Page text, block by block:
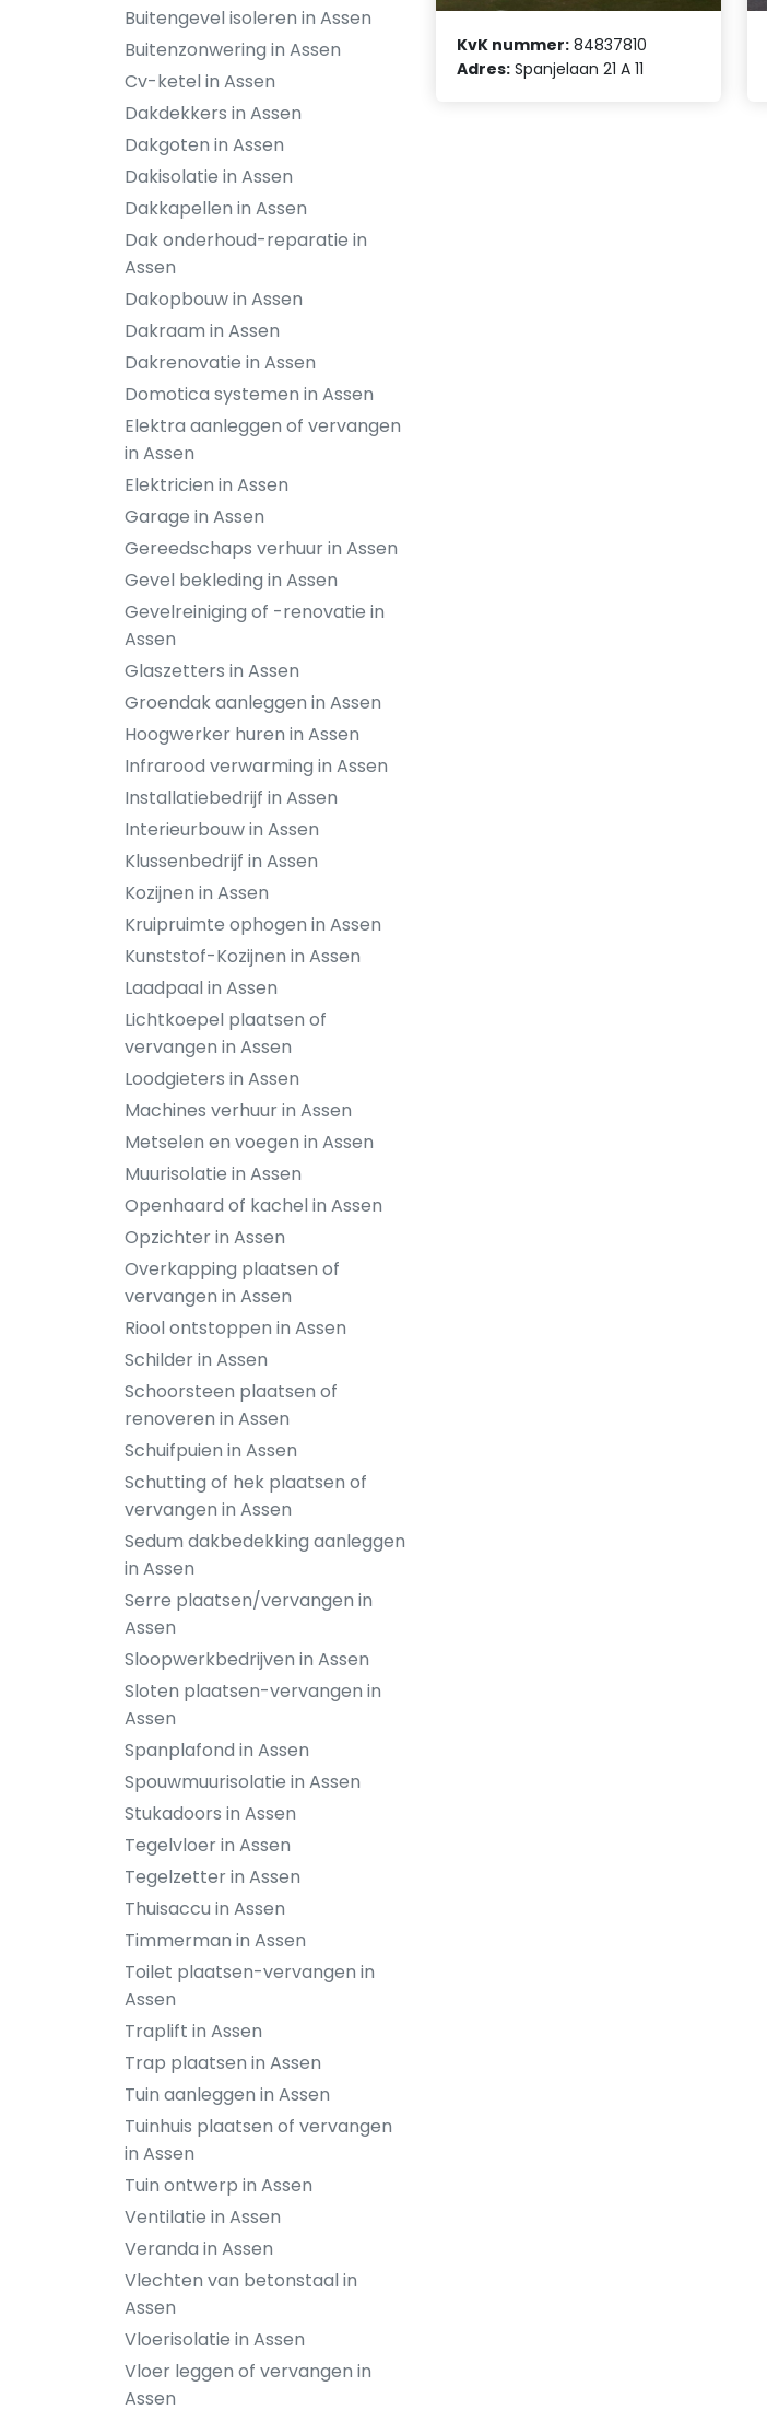
Buitengevel isoleren in Assen
Buitenzonwering in Assen
Cv-ketel in Assen
Dakdekkers in Assen
Dakgoten in Assen
Dakisolatie in Assen
Dakkapellen in Assen
Dak onderhoud-reparatie in
Assen
Dakopbouw in Assen
Dakraam in Assen
Dakrenovatie in Assen
Domotica systemen in Assen
Elektra aanleggen of vervangen
in Assen
Elektricien in Assen
Garage in Assen
Gereedschaps verhuur in Assen
Gevel bekleding in Assen
Gevelreiniging of -renovatie in
Assen
Glaszetters in Assen
Groendak aanleggen in Assen
Hoogwerker huren in Assen
Infrarood verwarming in Assen
Installatiebedrijf in Assen
Interieurbouw in Assen
Klussenbedrijf in Assen
Kozijnen in Assen
Kruipruimte ophogen in Assen
Kunststof-Kozijnen in Assen
Laadpaal in Assen
Lichtkoepel plaatsen of
vervangen in Assen
Loodgieters in Assen
Machines verhuur in Assen
Metselen en voegen in Assen
Muurisolatie in Assen
Openhaard of kachel in Assen
Opzichter in Assen
Overkapping plaatsen of
vervangen in Assen
Riool ontstoppen in Assen
Schilder in Assen
Schoorsteen plaatsen of
renoveren in Assen
Schuifpuien in Assen
Schutting of hek plaatsen of
vervangen in Assen
Sedum dakbedekking aanleggen
in Assen
Serre plaatsen/vervangen in
Assen
Sloopwerkbedrijven in Assen
Sloten plaatsen-vervangen in
Assen
Spanplafond in Assen
Spouwmuurisolatie in Assen
Stukadoors in Assen
Tegelvloer in Assen
Tegelzetter in Assen
Thuisaccu in Assen
Timmerman in Assen
Toilet plaatsen-vervangen in
Assen
Traplift in Assen
Trap plaatsen in Assen
Tuin aanleggen in Assen
Tuinhuis plaatsen of vervangen
in Assen
Tuin ontwerp in Assen
Ventilatie in Assen
Veranda in Assen
Vlechten van betonstaal in
Assen
Vloerisolatie in Assen
Vloer leggen of vervangen in
Assen
KvK nummer: 84837810
Adres: Spanjelaan 21 A 11